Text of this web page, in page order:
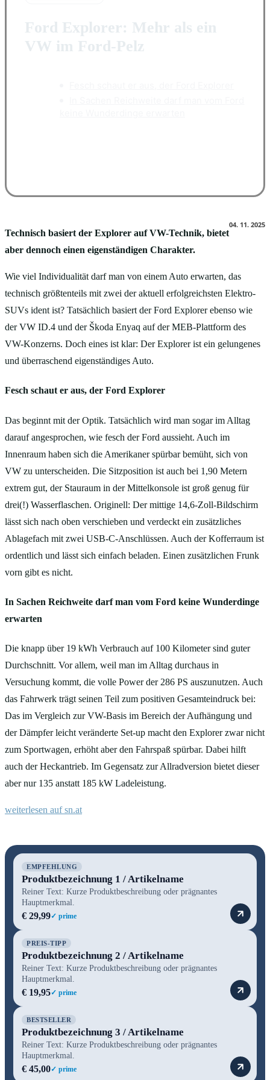
Ford Explorer: Mehr als ein
VW im Ford-Pelz
04. 11. 2025
Technisch basiert der Explorer auf VW-Technik, bietet
aber dennoch einen eigenständigen Charakter.
Wie viel Individualität darf man von einem Auto erwarten, das
technisch größtenteils mit zwei der aktuell erfolgreichsten Elektro-
SUVs ident ist? Tatsächlich basiert der Ford Explorer ebenso wie
der VW ID.4 und der Škoda Enyaq auf der MEB-Plattform des
VW-Konzerns. Doch eines ist klar: Der Explorer ist ein gelungenes
und überraschend eigenständiges Auto.
Fesch schaut er aus, der Ford Explorer
Das beginnt mit der Optik. Tatsächlich wird man sogar im Alltag
darauf angesprochen, wie fesch der Ford aussieht. Auch im
Innenraum haben sich die Amerikaner spürbar bemüht, sich von
VW zu unterscheiden. Die Sitzposition ist auch bei 1,90 Metern
extrem gut, der Stauraum in der Mittelkonsole ist groß genug für
drei(!) Wasserflaschen. Originell: Der mittige 14,6-Zoll-Bildschirm
lässt sich nach oben verschieben und verdeckt ein zusätzliches
Ablagefach mit zwei USB-C-Anschlüssen. Auch der Kofferraum ist
ordentlich und lässt sich einfach beladen. Einen zusätzlichen Frunk
vorn gibt es nicht.
In Sachen Reichweite darf man vom Ford keine Wunderdinge
erwarten
Die knapp über 19 kWh Verbrauch auf 100 Kilometer sind guter
Durchschnitt. Vor allem, weil man im Alltag durchaus in
Versuchung kommt, die volle Power der 286 PS auszunutzen. Auch
das Fahrwerk trägt seinen Teil zum positiven Gesamteindruck bei:
Das im Vergleich zur VW-Basis im Bereich der Aufhängung und
der Dämpfer leicht veränderte Set-up macht den Explorer zwar nicht
zum Sportwagen, erhöht aber den Fahrspaß spürbar. Dabei hilft
auch der Heckantrieb. Im Gegensatz zur Allradversion bietet dieser
aber nur 135 anstatt 185 kW Ladeleistung.
weiterlesen auf sn.at
EMPFEHLUNG
Produktbezeichnung 1 / Artikelname
Reiner Text: Kurze Produktbeschreibung oder prägnantes
Hauptmerkmal.
€ 29,99✓ prime
PREIS-TIPP
Produktbezeichnung 2 / Artikelname
Reiner Text: Kurze Produktbeschreibung oder prägnantes
Hauptmerkmal.
€ 19,95✓ prime
BESTSELLER
Produktbezeichnung 3 / Artikelname
Reiner Text: Kurze Produktbeschreibung oder prägnantes
Hauptmerkmal.
€ 45,00✓ prime